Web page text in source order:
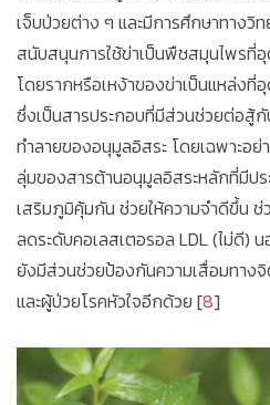
เจ็บป่วยต่าง ๆ และมีการศึกษาทางวิ
สนับสนุนการใช้ข่าเป็นพืชสมุนไพรที่
โดยรากหรือเหง้าของข่าเป็นแหล่งที่
ซึ่งเป็นสารประกอบที่มีส่วนช่วยต่อสู้
ทำลายของอนุมูลอิสระ โดยเฉพาะอ
ลุ่มของสารต้านอนุมูลอิสระหลักที่มีป
เสริมภูมิคุ้มกัน ช่วยให้ความจำดีขึ้น ช่
ลดระดับคอเลสเตอรอล LDL (ไม่ดี)
ยังมีส่วนช่วยป้องกันความเสื่อมทาง
และผู้ป่วยโรคหัวใจอีกด้วย [8]